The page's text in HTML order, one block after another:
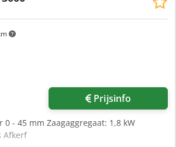
Prijsinfo
- 45 mm Zaagaggregaat: 1,8 kW
Afkerf